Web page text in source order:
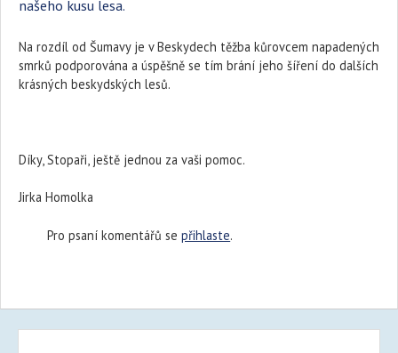
našeho kusu lesa.
Na rozdíl od Šumavy je v Beskydech těžba kůrovcem napadených
smrků podporována a úspěšně se tím brání jeho šíření do dalších
krásných beskydských lesů.
Díky, Stopaři, ještě jednou za vaši pomoc.
Jirka Homolka
Pro psaní komentářů sepřihlaste.